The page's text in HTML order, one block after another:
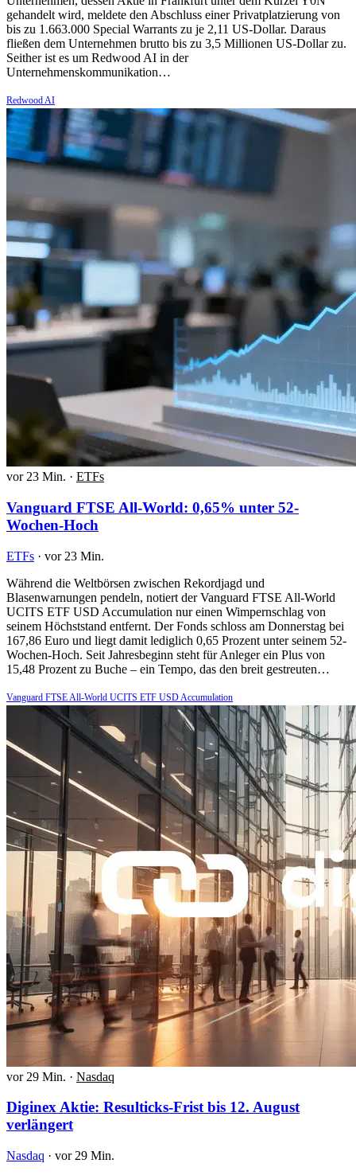
gehandelt wird, meldete den Abschluss einer Privatplatzierung von
bis zu 1.663.000 Special Warrants zu je 2,11 US-Dollar. Daraus
fließen dem Unternehmen brutto bis zu 3,5 Millionen US-Dollar zu.
Seither ist es um Redwood AI in der
Unternehmenskommunikation…
Redwood AI
vor 23 Min. · ETFs
Vanguard FTSE All-World: 0,65% unter 52-
Wochen-Hoch
ETFs · vor 23 Min.
Während die Weltbörsen zwischen Rekordjagd und
Blasenwarnungen pendeln, notiert der Vanguard FTSE All-World
UCITS ETF USD Accumulation nur einen Wimpernschlag von
seinem Höchststand entfernt. Der Fonds schloss am Donnerstag bei
167,86 Euro und liegt damit lediglich 0,65 Prozent unter seinem 52-
Wochen-Hoch. Seit Jahresbeginn steht für Anleger ein Plus von
15,48 Prozent zu Buche – ein Tempo, das den breit gestreuten…
Vanguard FTSE All-World UCITS ETF USD Accumulation
vor 29 Min. · Nasdaq
Diginex Aktie: Resulticks-Frist bis 12. August
verlängert
Nasdaq · vor 29 Min.